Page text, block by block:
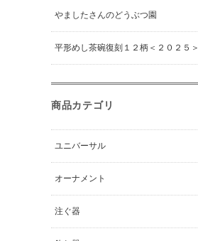
やましたさんのどうぶつ園
平形めし茶碗復刻１２柄＜２０２５＞
商品カテゴリ
ユニバーサル
オーナメント
注ぐ器